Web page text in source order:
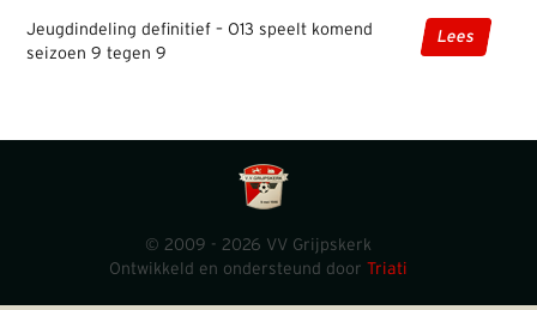
Jeugdindeling definitief – O13 speelt komend
seizoen 9 tegen 9
Lees
© 2009 - 2026 VV Grijpskerk
Ontwikkeld en ondersteund door Triati